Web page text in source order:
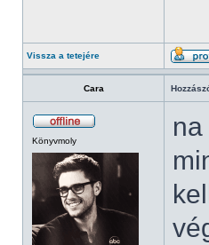
Vissza a tetejére
Cara
Könyvmoly